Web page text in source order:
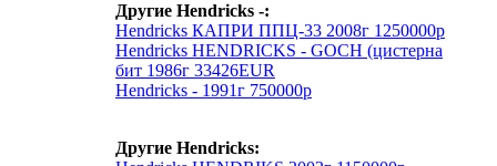
Другие Hendricks -:
Hendricks КАПРИ ППЦ-33 2008г 1250000р
Hendricks HENDRICKS - GOCH (цистерна
бит 1986г 33426EUR
Hendricks - 1991г 750000р
Другие Hendricks: